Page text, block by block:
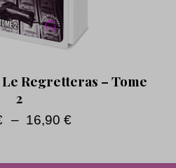
Regretteras – Tome
2
– 16,90 €